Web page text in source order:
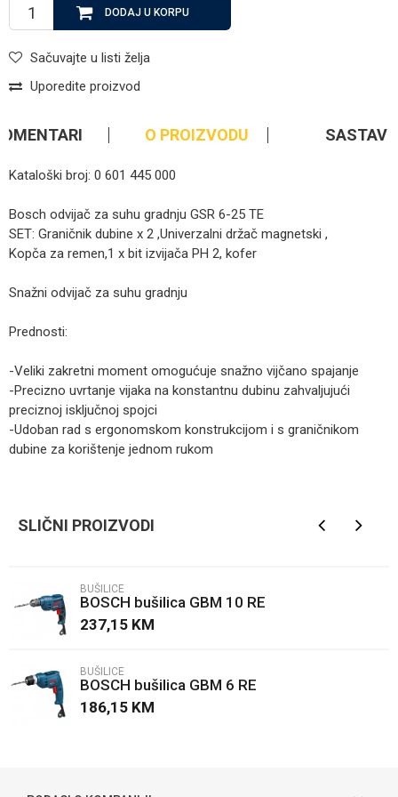
DODAJ U KORPU
Sačuvajte u listi želja
Uporedite proizvod
O PROIZVODU SASTAV
Kataloški broj: 0 601 445 000
Bosch odvijač za suhu gradnju GSR 6-25 TE
SET: Graničnik dubine x 2 ,Univerzalni držač magnetski ,
Kopča za remen,1 x bit izvijača PH 2, kofer
Snažni odvijač za suhu gradnju
Prednosti:
-Veliki zakretni moment omogućuje snažno vijčano spajanje
-Precizno uvrtanje vijaka na konstantnu dubinu zahvaljujući
preciznoj isključnoj spojci
-Udoban rad s ergonomskom konstrukcijom i s graničnikom
dubine za korištenje jednom rukom
Poruka
SLIČNI PROIZVODI
BUŠILICE
BOSCH bušilica GBM 10 RE
237,15 KM
BUŠILICE
BOSCH bušilica GBM 6 RE
186,15 KM